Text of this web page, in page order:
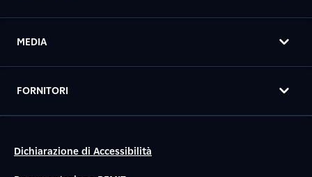
MEDIA
FORNITORI
Dichiarazione di Accessibilità